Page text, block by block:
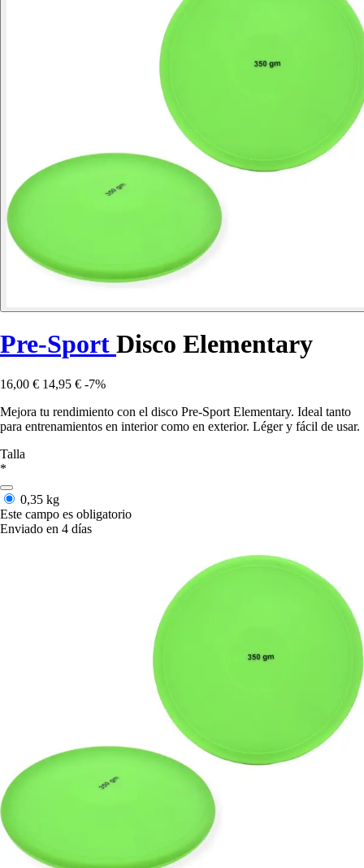
Pre-Sport Disco Elementary
16,00 € 14,95 € -7%
Mejora tu rendimiento con el disco Pre-Sport Elementary. Ideal tanto
para entrenamientos en interior como en exterior. Léger y fácil de usar.
Talla
*
0,35 kg
Este campo es obligatorio
Enviado en 4 días